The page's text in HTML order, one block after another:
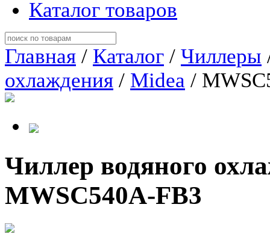
Каталог товаров
Главная / Каталог / Чиллеры
охлаждения / Midea /
Чиллер водяного
MWSC540A-FB3